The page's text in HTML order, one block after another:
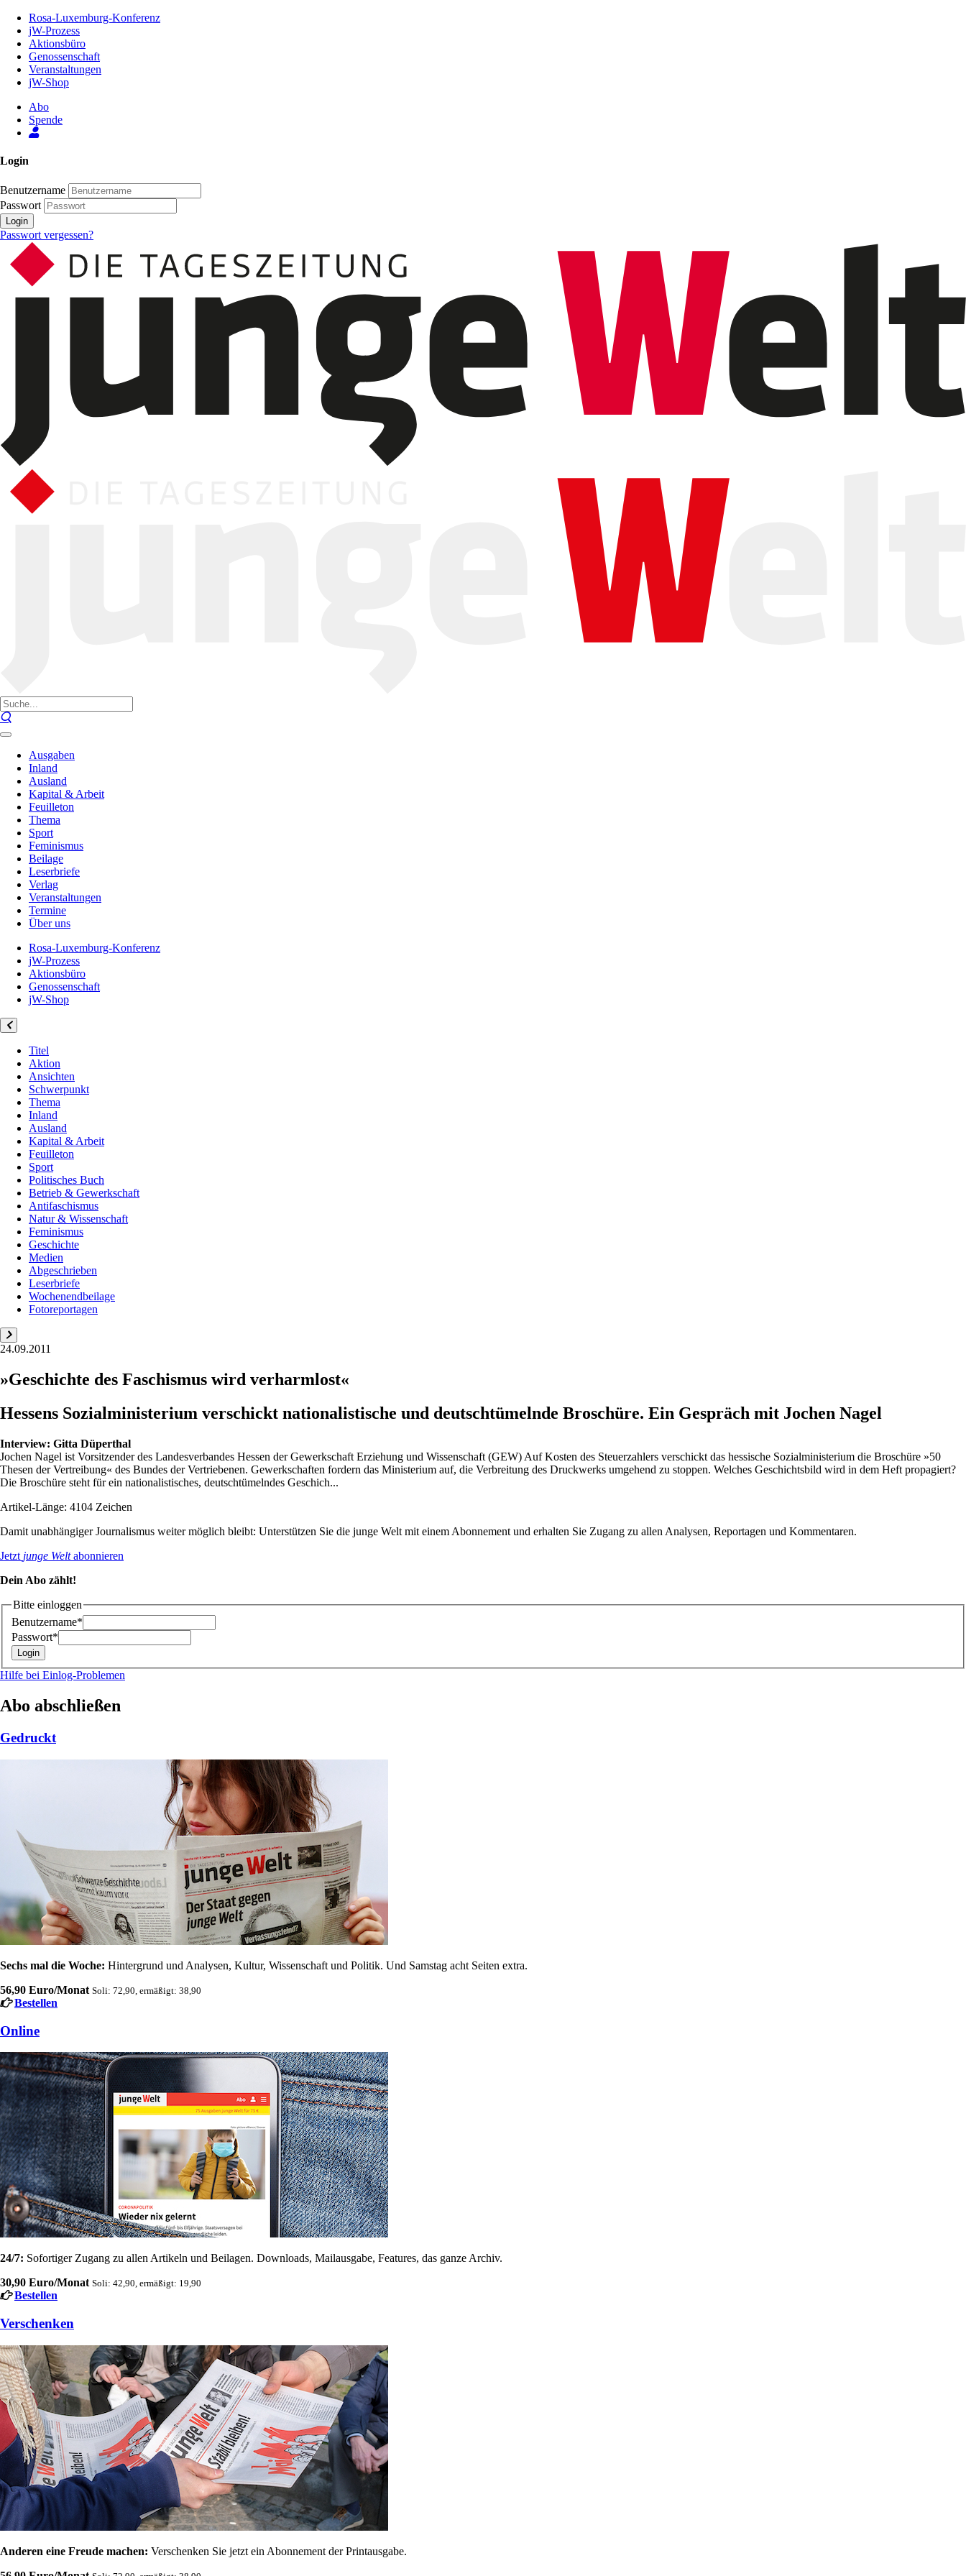
Inhalt
Seite
Rosa-Luxemburg-Konferenz
jW-Prozess
Aktionsbüro
Genossenschaft
Veranstaltungen
jW-Shop
Abo
Spende
Login
Benutzername
Passwort
Login
Passwort vergessen?
Ausgaben
Inland
Ausland
Kapital & Arbeit
Feuilleton
Thema
Sport
Feminismus
Beilage
Leserbriefe
Verlag
Veranstaltungen
Termine
Über uns
Rosa-Luxemburg-Konferenz
jW-Prozess
Aktionsbüro
Genossenschaft
jW-Shop
Titel
Aktion
Ansichten
Schwerpunkt
Thema
Inland
Ausland
Kapital & Arbeit
Feuilleton
Sport
Politisches Buch
Betrieb & Gewerkschaft
Antifaschismus
Natur & Wissenschaft
Feminismus
Geschichte
Medien
Abgeschrieben
Leserbriefe
Wochenendbeilage
Fotoreportagen
24.09.2011
»Geschichte des Faschismus wird verharmlost«
Hessens Sozialministerium verschickt ­nationalistische und deutschtümelnde Broschüre. Ein Gespräch mit Jochen Nagel
Interview: Gitta Düperthal
Jochen Nagel ist Vorsitzender des Landesverbandes Hessen der Gewerkschaft Erziehung und Wissenschaft (GEW) Auf Kosten des Steuerzahlers verschickt das hessische Sozialministerium die Broschüre »50
Thesen der Vertreibung« des Bundes der Vertriebenen. Gewerkschaften fordern das Ministerium auf, die Verbreitung des Druckwerks umgehend zu stoppen. Welches Geschichtsbild wird in dem Heft propagiert?
Die Broschüre steht für ein nationalistisches, deutschtümelndes Geschich...
Artikel-Länge: 4104 Zeichen
Damit unabhängiger Journalismus weiter möglich bleibt: Unterstützen Sie die junge Welt mit einem Abonnement und erhalten Sie Zugang zu allen Analysen, Reportagen und Kommentaren.
Jetzt junge Weltabonnieren
Dein Abo zählt!
Bitte einloggen
Benutzername*
Passwort*
Hilfe bei Einlog-Problemen
Abo abschließen
Gedruckt
Sechs mal die Woche: Hintergrund und Analysen, Kultur, Wissenschaft und Politik. Und Samstag acht Seiten extra.
56,90 Euro/Monat Soli: 72,90, ermäßigt: 38,90
Bestellen
Online
24/7: Sofortiger Zugang zu allen Artikeln und Beilagen. Downloads, Mailausgabe, Features, das ganze Archiv.
30,90 Euro/Monat Soli: 42,90, ermäßigt: 19,90
Bestellen
Verschenken
Anderen eine Freude machen: Verschenken Sie jetzt ein Abonnement der Printausgabe.